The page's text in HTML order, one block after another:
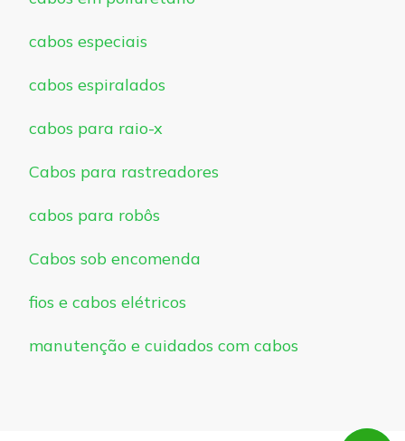
cabos especiais
cabos espiralados
cabos para raio-x
Cabos para rastreadores
cabos para robôs
Cabos sob encomenda
fios e cabos elétricos
manutenção e cuidados com cabos